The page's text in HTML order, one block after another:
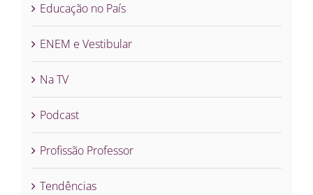
Educação no País
ENEM e Vestibular
Na TV
Podcast
Profissão Professor
Tendências